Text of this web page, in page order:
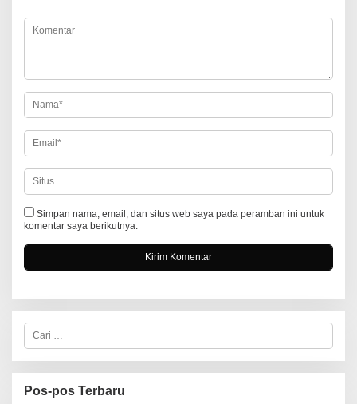
o
s
Simpan nama, email, dan situs web saya pada peramban ini untuk
komentar saya berikutnya.
C
r
i
u
nPos-pos Terbaru